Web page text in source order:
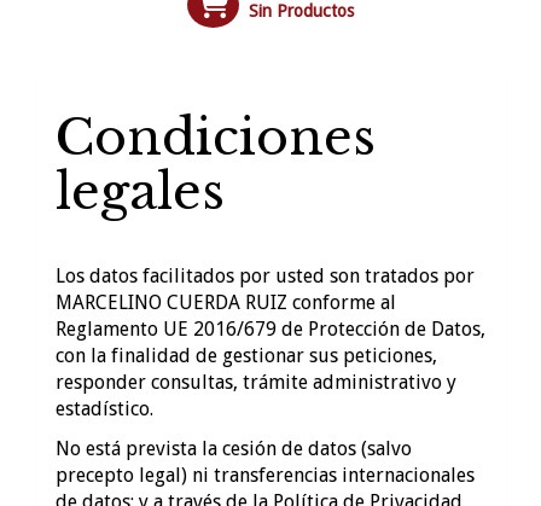
Sin Productos
Condiciones
legales
Los datos facilitados por usted son tratados por
MARCELINO CUERDA RUIZ conforme al
Reglamento UE 2016/679 de Protección de Datos,
con la finalidad de gestionar sus peticiones,
responder consultas, trámite administrativo y
estadístico.
No está prevista la cesión de datos (salvo
precepto legal) ni transferencias internacionales